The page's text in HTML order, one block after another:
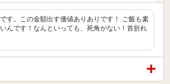
す。この金額出す価値ありありです！ ご飯も素
んです！なんといっても、死角がない！首折れ